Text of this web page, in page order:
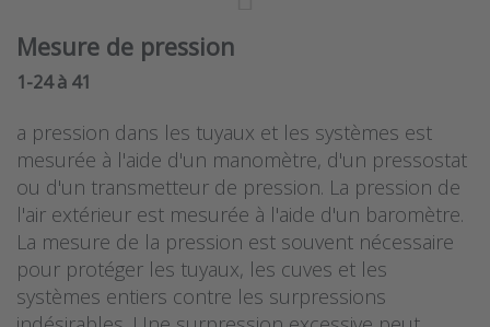
Mesure de pression
Search results:
1-24à 41
a pression dans les tuyaux et les systèmes est
mesurée à l'aide d'un manomètre, d'un pressostat
ou d'un transmetteur de pression. La pression de
l'air extérieur est mesurée à l'aide d'un baromètre.
La mesure de la pression est souvent nécessaire
pour protéger les tuyaux, les cuves et les
systèmes entiers contre les surpressions